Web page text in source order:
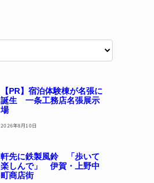
【PR】宿泊体験棟が名張に
誕生 一条工務店名張展示
場
2026年8月10日
軒先に鉄製風鈴 「歩いて
楽しんで」 伊賀・上野中
町商店街